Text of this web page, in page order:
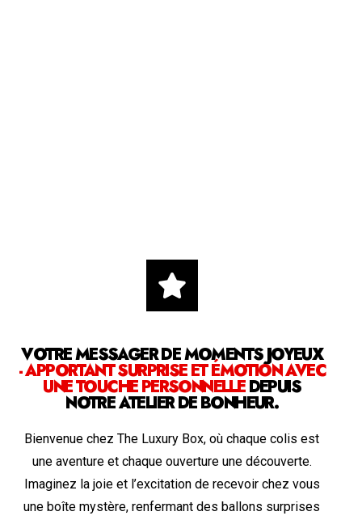
VOTRE MESSAGER DE MOMENTS JOYEUX
- APPORTANT SURPRISE ET ÉMOTION AVEC
UNE TOUCHE PERSONNELLEDEPUIS
NOTRE ATELIER DE BONHEUR.
Bienvenue chez The Luxury Box, où chaque colis est
une aventure et chaque ouverture une découverte.
Imaginez la joie et l’excitation de recevoir chez vous
une boîte mystère, renfermant des ballons surprises